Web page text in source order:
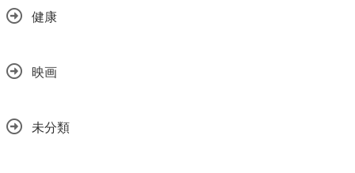
健康
映画
未分類